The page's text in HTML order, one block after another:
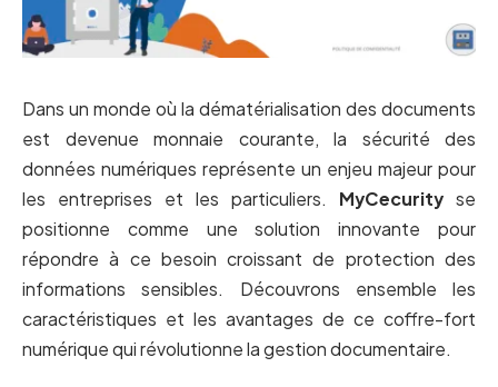
Dans un monde où la dématérialisation des documents
est devenue monnaie courante, la sécurité des
données numériques représente un enjeu majeur pour
les entreprises et les particuliers. MyCecurity se
positionne comme une solution innovante pour
répondre à ce besoin croissant de protection des
informations sensibles. Découvrons ensemble les
caractéristiques et les avantages de ce coffre-fort
numérique qui révolutionne la gestion documentaire.